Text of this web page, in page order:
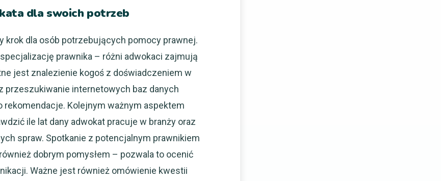
dla swoich potrzeb
krok dla osób potrzebujących pomocy prawnej.
prawnika – różni adwokaci zajmują
jest znalezienie kogoś z doświadczeniem w
przeszukiwanie internetowych baz danych
rekomendacje. Kolejnym ważnym aspektem
ile lat dany adwokat pracuje w branży oraz
spraw. Spotkanie z potencjalnym prawnikiem
dobrym pomysłem – pozwala to ocenić
Ważne jest również omówienie kwestii